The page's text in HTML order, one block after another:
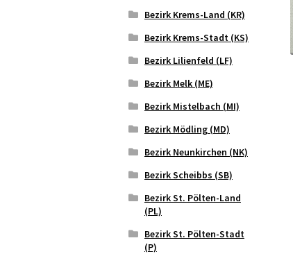
Bezirk Krems-Land (KR)
Bezirk Krems-Stadt (KS)
Bezirk Lilienfeld (LF)
Bezirk Melk (ME)
Bezirk Mistelbach (MI)
Bezirk Mödling (MD)
Bezirk Neunkirchen (NK)
Bezirk Scheibbs (SB)
Bezirk St. Pölten-Land
(PL)
Bezirk St. Pölten-Stadt
(P)